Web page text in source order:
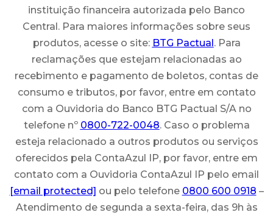
instituição financeira autorizada pelo Banco
Central. Para maiores informações sobre seus
produtos, acesse o site: BTG Pactual. Para
reclamações que estejam relacionadas ao
recebimento e pagamento de boletos, contas de
consumo e tributos, por favor, entre em contato
com a Ouvidoria do Banco BTG Pactual S/A no
telefone nº 0800-722-0048. Caso o problema
esteja relacionado a outros produtos ou serviços
oferecidos pela ContaAzul IP, por favor, entre em
contato com a Ouvidoria ContaAzul IP pelo email
[email protected] ou pelo telefone 0800 600 0918 –
Atendimento de segunda a sexta-feira, das 9h às